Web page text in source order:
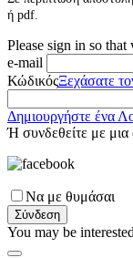
ή pdf.
Please sign in so
e-mail
ΚώδικόςΞεχάσατε
Δημιουργήστε ένα
Ή συνδεθείτε με μια
Να με θυμάσαι
Σύνδεση
You may be interested